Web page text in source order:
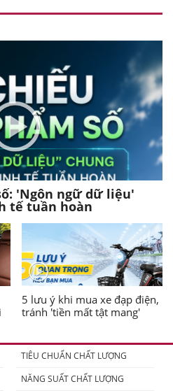
'Ngôn ngữ dữ liệu'
tế tuần hoàn
5 lưu ý khi mua xe đạp điện,
tránh 'tiền mất tật mang'
TIÊU CHUẨN CHẤT LƯỢNG
NĂNG SUẤT CHẤT LƯỢNG